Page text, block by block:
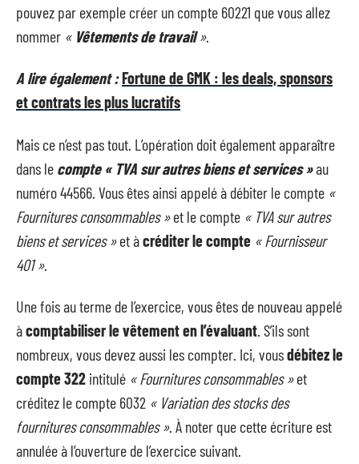
pouvez par exemple créer un compte 60221 que vous allez
nommer « Vêtements de travail».
A lire également :Fortune de GMK : les deals, sponsors
et contrats les plus lucratifs
Mais ce n’est pas tout. L’opération doit également apparaître
dans le compte « TVA sur autres biens et services »au
numéro 44566. Vous êtes ainsi appelé à débiter le compte «
Fournitures consommables »et le compte « TVA sur autres
biens et services »et àcréditer le compte « Fournisseur
401 ».
Une fois au terme de l’exercice, vous êtes de nouveau appelé
àcomptabiliser le vêtement en l’évaluant. S’ils sont
nombreux, vous devez aussi les compter. Ici, vousdébitez le
compte 322 intitulé « Fournitures consommables »et
créditez le compte 6032 « Variation des stocks des
fournitures consommables ». À noter que cette écriture est
annulée à l’ouverture de l’exercice suivant.